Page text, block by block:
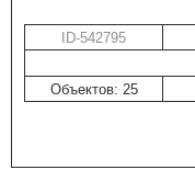
ID-542795
Объектов: 25